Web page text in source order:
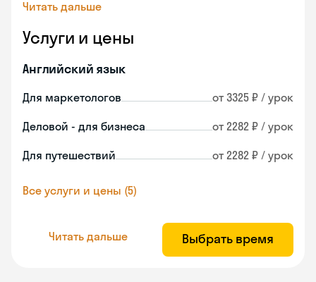
Читать дальше
Услуги и цены
Английский язык
Для маркетологов от 3325 ₽ / урок
Деловой - для бизнеса от 2282 ₽ / урок
Для путешествий от 2282 ₽ / урок
Все услуги и цены (5)
Читать дальше Выбрать время